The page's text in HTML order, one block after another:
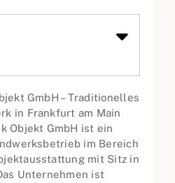
GmbH – Traditionelles
in Frankfurt am Main
Objekt GmbH ist ein
im Bereich
mit Sitz in
Unternehmen ist